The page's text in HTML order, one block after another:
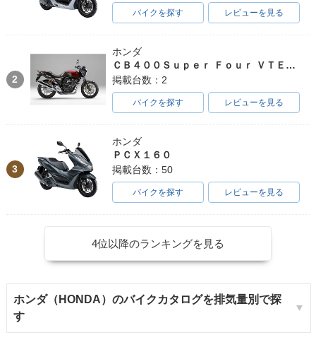
バイクを探す レビューを見る
2
ホンダ
ＣＢ４００Ｓｕｐｅｒ Ｆｏｕｒ ＶＴＥＣ ＳＰＥＣ３
掲載台数：2
バイクを探す レビューを見る
3
ホンダ
ＰＣＸ１６０
掲載台数：50
バイクを探す レビューを見る
4位以降のランキングを見る
ホンダ（HONDA）のバイクカタログを排気量別で探
す